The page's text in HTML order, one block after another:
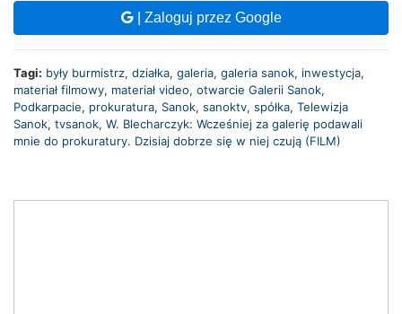
| Zaloguj przez Google
Tagi: były burmistrz, działka, galeria, galeria sanok, inwestycja,
materiał filmowy, materiał video, otwarcie Galerii Sanok,
Podkarpacie, prokuratura, Sanok, sanoktv, spółka, Telewizja
Sanok, tvsanok, W. Blecharczyk: Wcześniej za galerię podawali
mnie do prokuratury. Dzisiaj dobrze się w niej czują (FILM)